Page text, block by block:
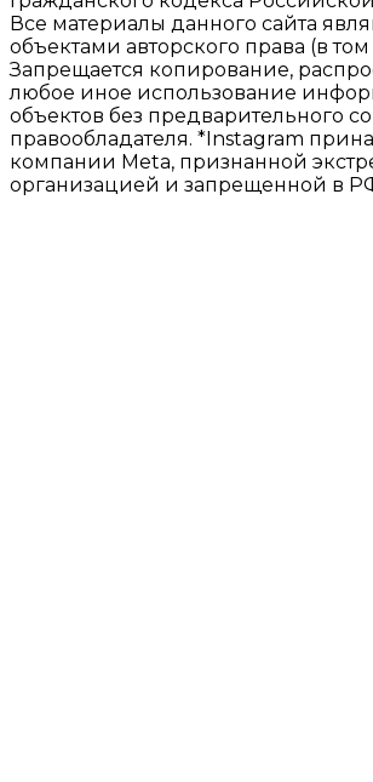
Все материалы данного сайта
объектами авторского права (в
Запрещается копирование,
любое иное использование
объектов без предварительного
правообладателя. *Instagram
компании Meta, признанной
организацией и запрещенной в